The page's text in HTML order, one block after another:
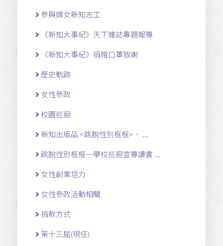
參與婦女新知志工
《新知大事紀》天下雜誌專題報導
《新知大事紀》捐贈口罩致謝
歷史軌跡
女性參政
校園巡迴
新知出版品 <跳脫性別框框>、 ...
跳脫性別框框─學校巡迴宣導讀書 ...
女性創業培力
女性參政活動相關
捐款方式
第十三屆(現任)